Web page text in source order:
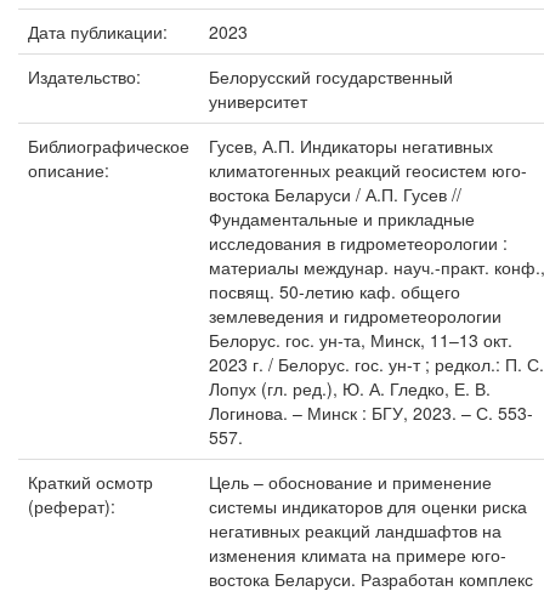
Дата публикации:
2023
Издательство:
Белорусский государственный
университет
Библиографическое
описание:
Гусев, А.П. Индикаторы негативных
климатогенных реакций геосистем юго-
востока Беларуси / А.П. Гусев //
Фундаментальные и прикладные
исследования в гидрометеорологии :
материалы междунар. науч.-практ. конф.,
посвящ. 50-летию каф. общего
землеведения и гидрометеорологии
Белорус. гос. ун-та, Минск, 11–13 окт.
2023 г. / Белорус. гос. ун-т ; редкол.: П. С.
Лопух (гл. ред.), Ю. А. Гледко, Е. В.
Логинова. – Минск : БГУ, 2023. – С. 553-
557.
Краткий осмотр
(реферат):
Цель – обоснование и применение
системы индикаторов для оценки риска
негативных реакций ландшафтов на
изменения климата на примере юго-
востока Беларуси. Разработан комплекс